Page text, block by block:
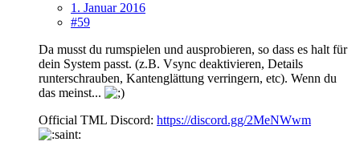
1. Januar 2016
#59
Da musst du rumspielen und ausprobieren, so dass es halt für
dein System passt. (z.B. Vsync deaktivieren, Details
runterschrauben, Kantenglättung verringern, etc). Wenn du
das meinst...
Official TML Discord: https://discord.gg/2MeNWwm